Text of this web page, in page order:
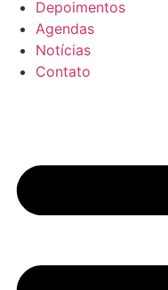
Depoimentos
Agendas
Notícias
Contato